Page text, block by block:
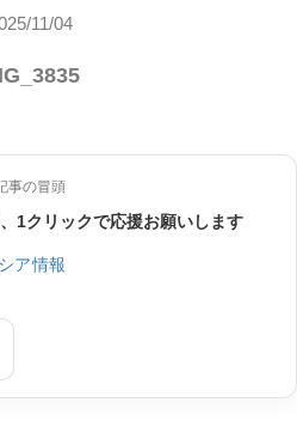
11/04
事の冒頭
1クリックで応援お願いします